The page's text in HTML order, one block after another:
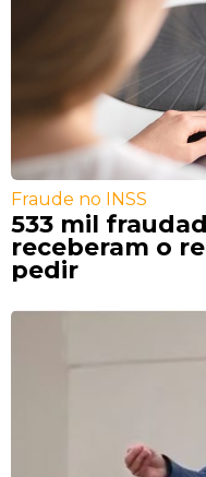
Fraude no INSS
533 mil
receberam o
pedir